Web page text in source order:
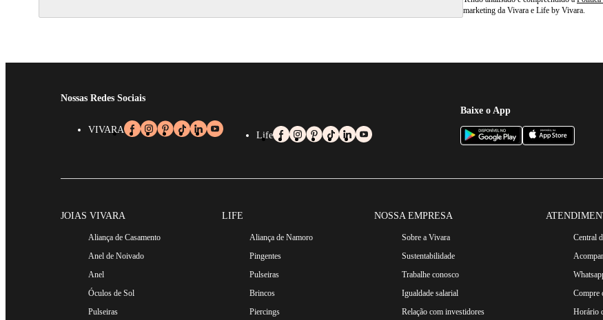
marketing da Vivara e Life by Vivara.
Nossas Redes Sociais
VIVARA
Life
Baixe o App
JOIAS VIVARA
Aliança de Casamento
Anel de Noivado
Anel
Óculos de Sol
Pulseiras
LIFE
Aliança de Namoro
Pingentes
Pulseiras
Brincos
Piercings
NOSSA EMPRESA
Sobre a Vivara
Sustentabilidade
Trabalhe conosco
Igualdade salarial
Relação com investidores
Central
Compre
Horário